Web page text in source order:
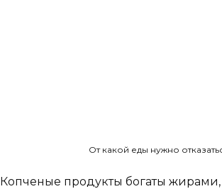
От какой еды нужно
Копченые продукты богаты